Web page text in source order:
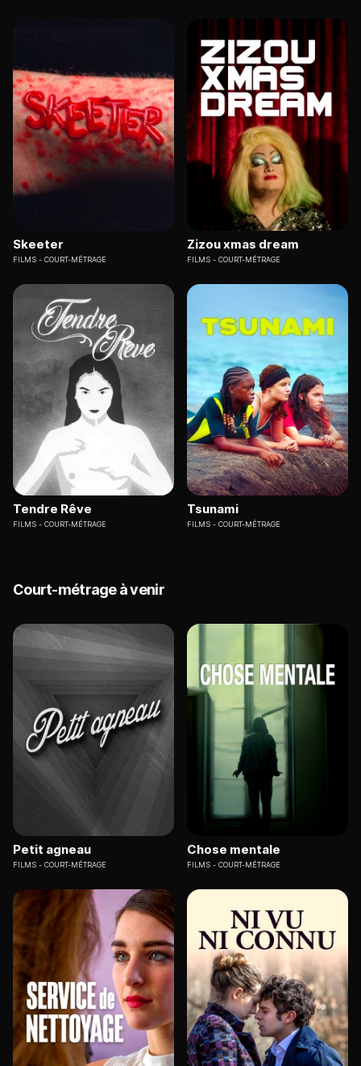
Skeeter
FILMS COURT-MÉTRAGE
Zizou xmas dream
FILMS COURT-MÉTRAGE
Tendre Rêve
FILMS COURT-MÉTRAGE
Tsunami
FILMS COURT-MÉTRAGE
Court-métrage à venir
Petit agneau
FILMS COURT-MÉTRAGE
Chose mentale
FILMS COURT-MÉTRAGE